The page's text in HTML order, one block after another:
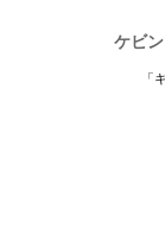
ケビ
「